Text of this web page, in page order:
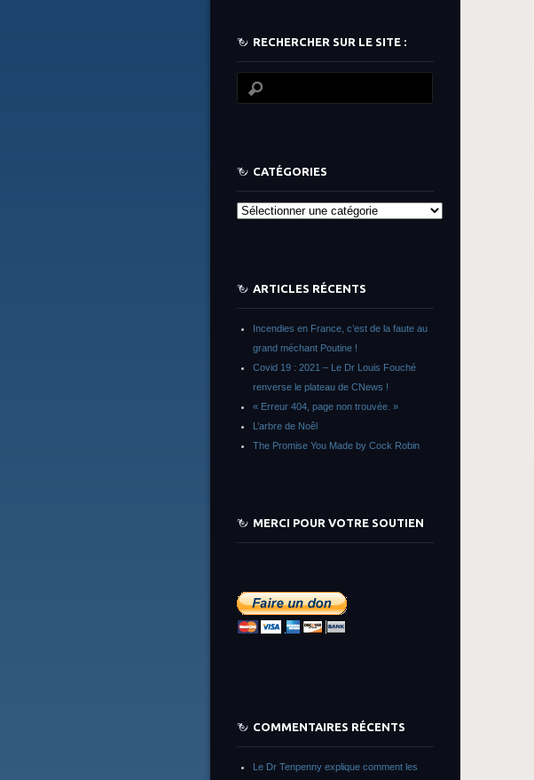
RECHERCHER SUR LE SITE :
CATÉGORIES
Catégories
ARTICLES RÉCENTS
Incendies en France, c’est de la faute au
grand méchant Poutine !
Covid 19 : 2021 – Le Dr Louis Fouché
renverse le plateau de CNews !
« Erreur 404, page non trouvée. »
L’arbre de Noêl
The Promise You Made by Cock Robin
MERCI POUR VOTRE SOUTIEN
COMMENTAIRES RÉCENTS
Le Dr Tenpenny explique comment les